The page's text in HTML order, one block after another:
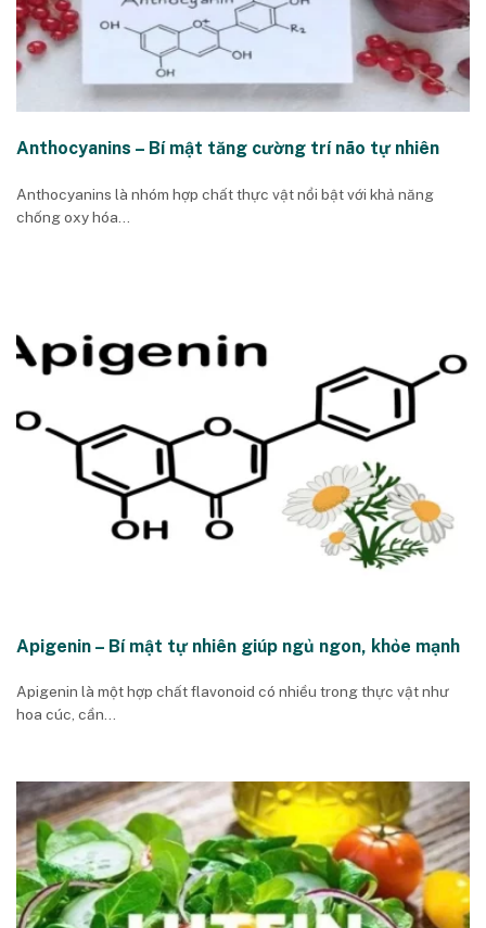
Anthocyanins – Bí mật tăng cường trí não tự nhiên
Anthocyanins là nhóm hợp chất thực vật nổi bật với khả năng
chống oxy hóa...
Apigenin – Bí mật tự nhiên giúp ngủ ngon, khỏe mạnh
Apigenin là một hợp chất flavonoid có nhiều trong thực vật như
hoa cúc, cần...